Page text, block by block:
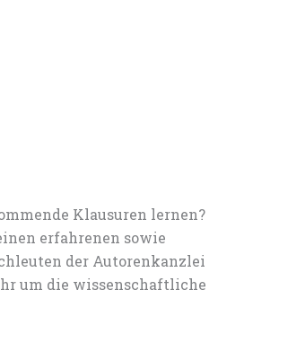
Klausuren lernen?
erfahrenen sowie
der Autorenkanzlei
um die wissenschaftliche